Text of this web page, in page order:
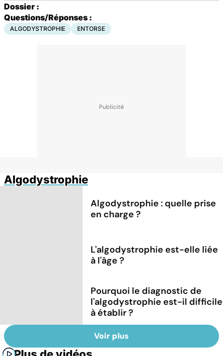
Dossier :
Questions/Réponses :
ALGODYSTROPHIE ENTORSE
Algodystrophie
Algodystrophie : quelle prise
en charge ?
L'algodystrophie est-elle liée
à l'âge ?
Pourquoi le diagnostic de
l'algodystrophie est-il difficile
à établir ?
Voir plus